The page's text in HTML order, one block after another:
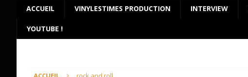
ACCUEIL VINYLESTIMES PRODUCTION INTERVIEW
YOUTUBE !